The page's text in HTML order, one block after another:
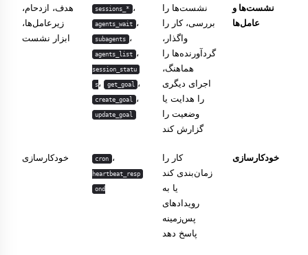
نشست‌ها و
عامل‌ها
نشست‌ها را
بررسی، کار را
واگذار،
گردآورنده‌ها را
هماهنگ،
اجرای دیگری
را هدایت یا
وضعیت را
گزارش کند
sessions_* ،
agents_wait ،
subagents ،
agents_list ،
session_statu
s، get_goal ،
create_goal ،
update_goal
هدف، ازدحام،
زیرعامل‌ها،
ابزار نشست
خودکارسازی
کار را
زمان‌بندی کند
یا به
رویدادهای
پس‌زمینه
پاسخ دهد
cron ،
heartbeat_resp
ond
خودکارسازی